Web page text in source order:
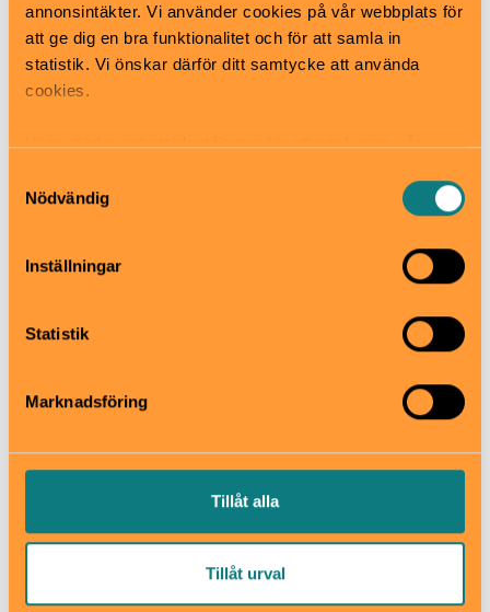
annonsintäkter. Vi använder cookies på vår webbplats för
att ge dig en bra funktionalitet och för att samla in
statistik. Vi önskar därför ditt samtycke att använda
cookies.
Vi använder enhetsidentifierare för att analysera vår
samt tillhandahålla funktioner för sociala medier. Vi
vidarebefordrar även sådana identifierare och annan
information från din enhet till de sociala medier och
annons- och analysföretag som vi samarbetar med.
information som du har tillhandahållit eller som de har
Nödvändig
Inställningar
Statistik
Marknadsföring
Tillåt alla
Tillåt urval
Pris
Fri entré
Bra att veta
Okej med matsäck
Kafé
Skötbord
Buss eller T-bana till St Eriksplan och sedan fem
minuters promenad till konsthallen.
Torsgatan 19, Vasastan.
08-736 42 48